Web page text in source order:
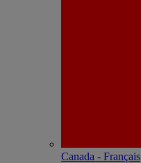
Canada - Français